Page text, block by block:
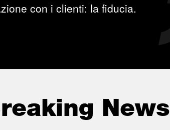
con i clienti: la fiducia.
News